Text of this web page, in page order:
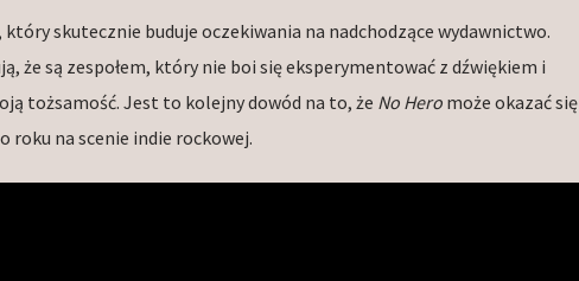
który skutecznie buduje oczekiwania na nadchodzące wydawnictwo.
że są zespołem, który nie boi się eksperymentować z dźwiękiem i
tożsamość. Jest to kolejny dowód na to, że No Heromoże okazać się
roku na scenie indie rockowej.